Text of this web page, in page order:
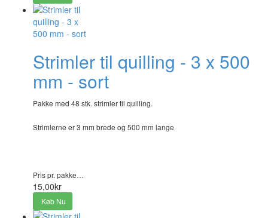
Strimler til quilling - 3 x 500
mm - sort
Pakke med 48 stk. strimler til quilling.
Strimlerne er 3 mm brede og 500 mm lange
Pris pr. pakke…
15,00kr
Køb Nu